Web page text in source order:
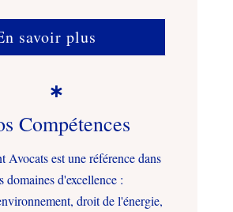
savoir plus

Compétences
Avocats est une référence dans
domaines d'excellence :
droit de l'énergie,